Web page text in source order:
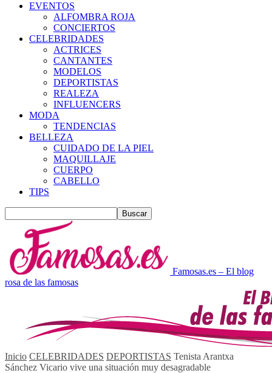
EVENTOS
ALFOMBRA ROJA
CONCIERTOS
CELEBRIDADES
ACTRICES
CANTANTES
MODELOS
DEPORTISTAS
REALEZA
INFLUENCERS
MODA
TENDENCIAS
BELLEZA
CUIDADO DE LA PIEL
MAQUILLAJE
CUERPO
CABELLO
TIPS
Famosas.es – El blog
rosa de las famosas
Inicio CELEBRIDADES DEPORTISTAS Tenista Arantxa
Sánchez Vicario vive una situación muy desagradable